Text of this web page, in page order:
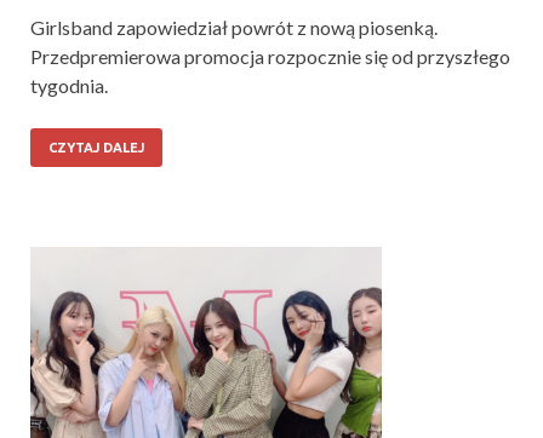
Girlsband zapowiedział powrót z nową piosenką.
Przedpremierowa promocja rozpocznie się od przyszłego
tygodnia.
CZYTAJ DALEJ